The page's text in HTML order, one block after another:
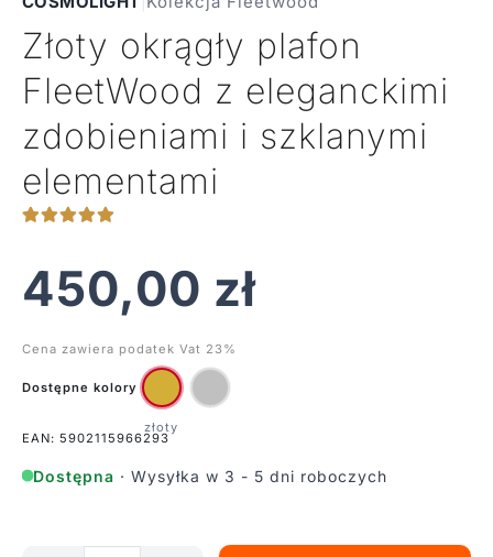
Złoty okrągły plafon
FleetWood z eleganckimi
zdobieniami i szklanymi
elementami
450,00 zł
Cena zawiera podatek Vat 23%
Dostępne kolory
EAN: 5902115966293
Dostępna · Wysyłka w 3 - 5 dni roboczych